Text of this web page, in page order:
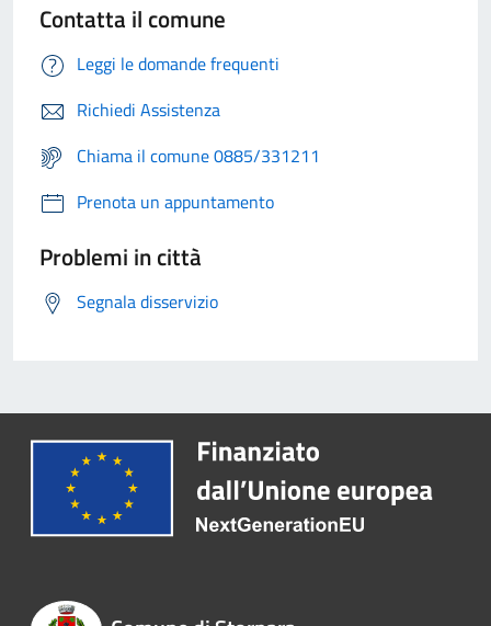
Contatta il comune
Leggi le domande frequenti
Richiedi Assistenza
Chiama il comune 0885/331211
Prenota un appuntamento
Problemi in città
Segnala disservizio